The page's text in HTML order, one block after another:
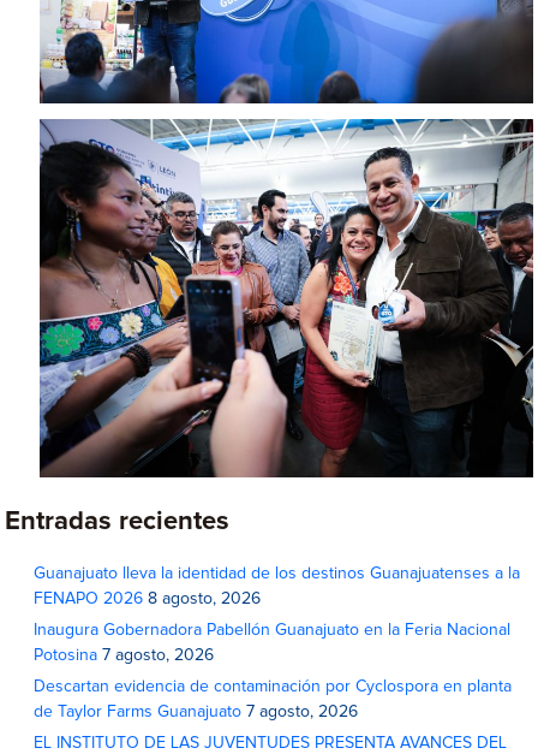
Entradas recientes
Guanajuato lleva la identidad de los destinos Guanajuatenses a la
FENAPO 2026 8 agosto, 2026
Inaugura Gobernadora Pabellón Guanajuato en la Feria Nacional
Potosina 7 agosto, 2026
Descartan evidencia de contaminación por Cyclospora en planta
de Taylor Farms Guanajuato 7 agosto, 2026
EL INSTITUTO DE LAS JUVENTUDES PRESENTA AVANCES DEL